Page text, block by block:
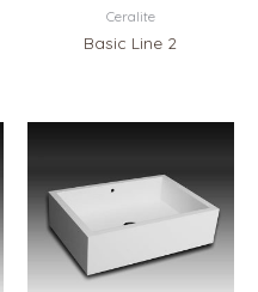
Ceralite
Basic Line 2